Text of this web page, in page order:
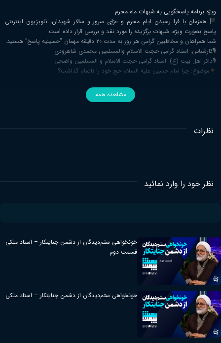
ویژه برنامه‌ پاسخگویی به شبهات ماه محرم
همزمان با فرا رسیدن ایام محرم و عزای سرور و سالار شهیدان، تلویزیون اینترنتی
پاسخ بصورت ویژه، شبهات برگزیده را مورد نقد و بررسی قرار داده است.
شما همراهان و مخاطبین گرامی هر روز به مدت ۲۰ دقیقه مهمان “حسینیه پاسخ” هستید.
🎙کارشناس: استاد گرامی حجت الاسلام والمسلمین محمدی شاهرودی
🎙ذاکر اهل بیت (ع): استاد گرامی حجت الاسلام و المسلمین واضحی
موضوع: چرا امام حسین علیه السلام حج خود را ناتمام گذاشت؟
مشاهده همه
نظرات
نظر خود را وارد نمائید
خونخواهی ستم‌دیدگان از دشمن جنایتکار – استاد ملکی-
قسمت دوم
خونخواهی ستم‌دیدگان از دشمن جنایتکار – استاد ملکی